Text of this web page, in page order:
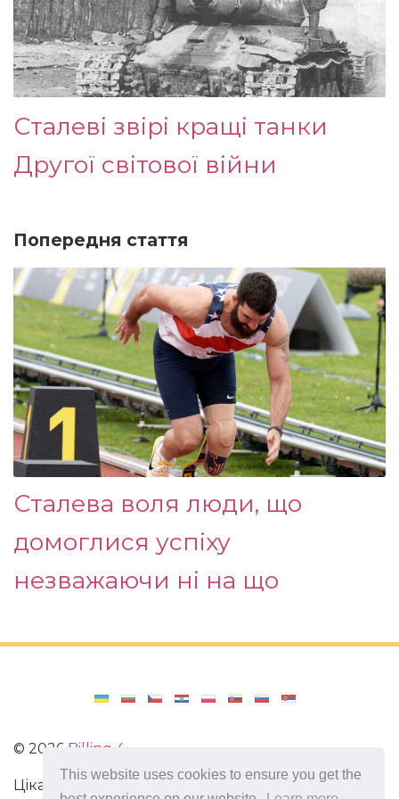
This website uses cookies to ensure you get the
Сталеві звірі кращі танки
Другої світової війни
Попередня стаття
Сталева воля люди, що
домоглися успіху
незважаючи ні на що
© 2026 Billing 4
Цікаві та захоплюючі факти з усього світу. Статті